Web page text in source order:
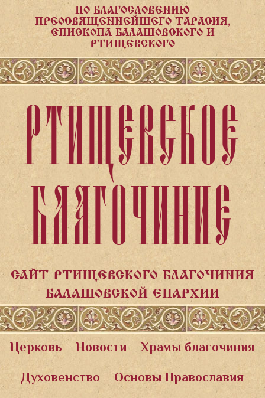
ПО БЛАГОСЛОВЕНИЮ
ПРЕОСВЯЩЕННЕЙШЕГО ТАРАСИЯ,
ЕПИСКОПА БАЛАШОВСКОГО И
РТИЩЕВСКОГО
РТИЩЕВСКОЕ
БЛАГОЧИНИЕ
САЙТ РТИЩЕВСКОГО БЛАГОЧИНИЯ
БАЛАШОВСКОЙ ЕПАРХИИ
Церковь Новости
Храмы благочиния
Духовенство
Основы Православия